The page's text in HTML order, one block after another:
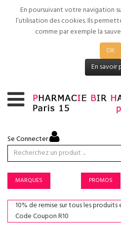
En poursuivant votre navigation
l’utilisation des cookies. Ils
comme par exemple la
OK
En savoir
Se Connecter
MARQUES PROMOS
10% de remise sur tous les
Code Coupon R10